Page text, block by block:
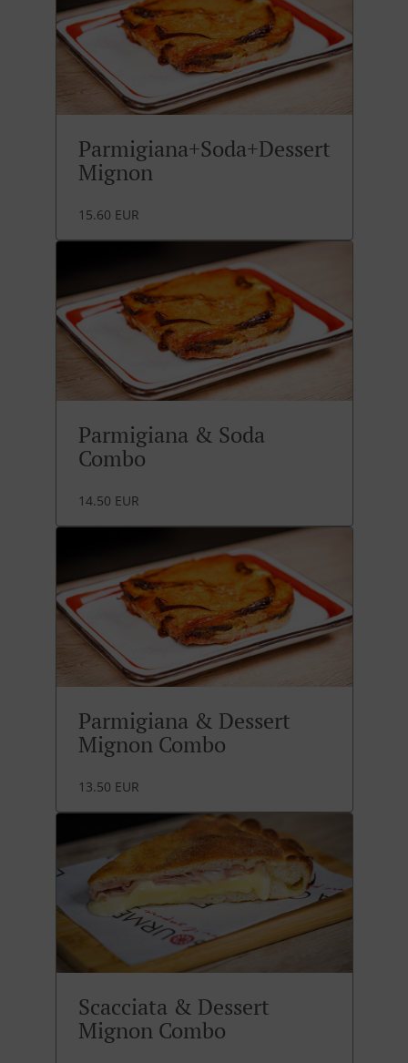
Parmigiana+Soda+Dessert
Mignon
15.60 EUR
Parmigiana & Soda
Combo
14.50 EUR
Parmigiana & Dessert
Mignon Combo
13.50 EUR
Scacciata & Dessert
Mignon Combo